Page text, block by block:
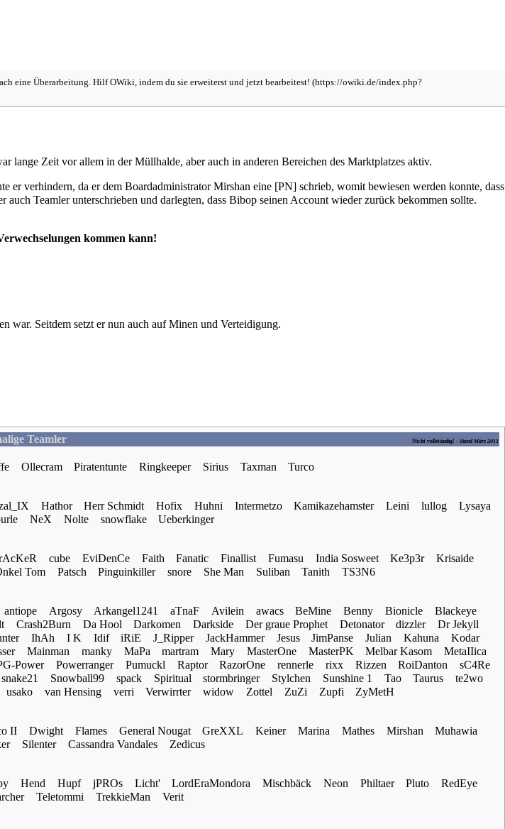
eine Überarbeitung. Hilf OWiki, indem du sie erweiterst und jetzt bearbeitest!
lange Zeit vor allem in derMüllhalde, aber auch in anderen Bereichen des Marktplatzes aktiv.
er verhindern, da er dem Boardadministrator Mirshan eine [PN] schrieb, womit bewiesen werden konnte, dass
auch Teamlerunterschrieben und darlegten, dass Bibop seinen Account wieder zurück bekommen sollte.
kommen kann!
war. Seitdem setzt er nun auch aufMinen und Verteidigung.
Teamler Nicht vollständig! - Stand März 2011
Ollecram Piratentunte Ringkeeper Sirius Taxman Turco
Hathor Herr Schmidt Hofix Huhni Intermetzo Kamikazehamster Leini lullog
Lysaya
NeX Nolte snowflake Ueberkinger
cube EviDenCe Faith Fanatic Finallist Fumasu India Sosweet Ke3p3r
Krisaide
Tom Patsch Pinguinkiller snore She Man Suliban Tanith TS3N6
antiope Argosy Arkangel1241 aTnaF Avilein awacs BeMine Benny Bionicle
Blackeye
Crash2Burn Da Hool Darkomen Darkside Der graue Prophet Detonator dizzler
Dr Jekyll
IhAh I K Idif iRiE J_Ripper JackHammer Jesus JimPanse Julian Kahuna
Kodar
Mainman manky MaPa martram Mary MasterOne MasterPK Melbar Kasom
MetaIIica
Power Powerranger Pumuckl Raptor RazorOne rennerle rixx Rizzen RoiDanton
sC4Re
snake21 Snowball99 spack Spiritual stormbringer Stylchen Sunshine 1 Tao Taurus
te2wo
usako van Hensing verri Verwirrter widow Zottel ZuZi Zupfi ZyMetH
II Dwight Flames General Nougat GreXXL Keiner Marina Mathes Mirshan
Muhawia
Silenter Cassandra Vandales Zedicus
Hend Hupf jPROs Licht' LordEraMondora Mischbäck Neon Philtaer Pluto
RedEye
Teletommi TrekkieMan Verit